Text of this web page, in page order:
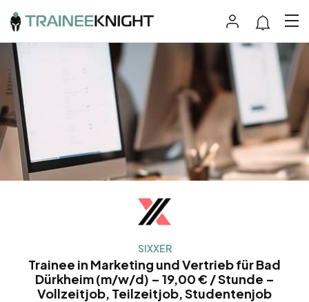
SIXXER
Trainee in Marketing und Vertrieb für Bad
Dürkheim (m/w/d) – 19,00 € / Stunde –
Vollzeitjob, Teilzeitjob, Studentenjob